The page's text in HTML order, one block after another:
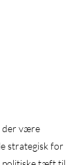
der være
strategisk for